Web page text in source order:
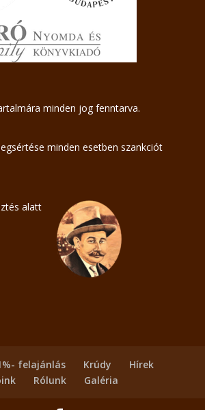
minden jog fenntarva.
minden esetben szankciót
alatt
felajánlás Krúdy
Hírek
Rólunk Galéria